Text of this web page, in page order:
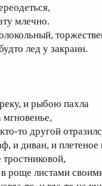
млечно.
лед у закраин.
и рыбою пахла
мгновенье,
то другой
и диван, и плетеное
роще листами